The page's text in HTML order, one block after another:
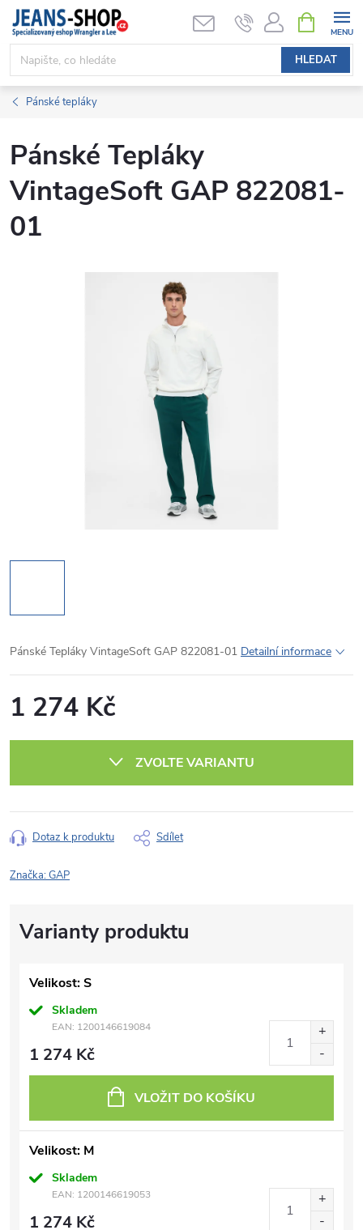
Přejít
obsah
HLEDAT
NÁKUPNÍ
KOŠÍK
Pánské tepláky
Pánské Tepláky
VintageSoft GAP 822081-
01
Pánské Tepláky VintageSoft GAP 822081-01 Detailní informace
1 274 Kč
ZVOLTE VARIANTU
Dotaz k produktu Sdílet
Značka:GAP
Velikost: S
Skladem
EAN: 1200146619084
1 274 Kč
VLOŽIT DO KOŠÍKU
Velikost: M
Skladem
EAN: 1200146619053
1 274 Kč